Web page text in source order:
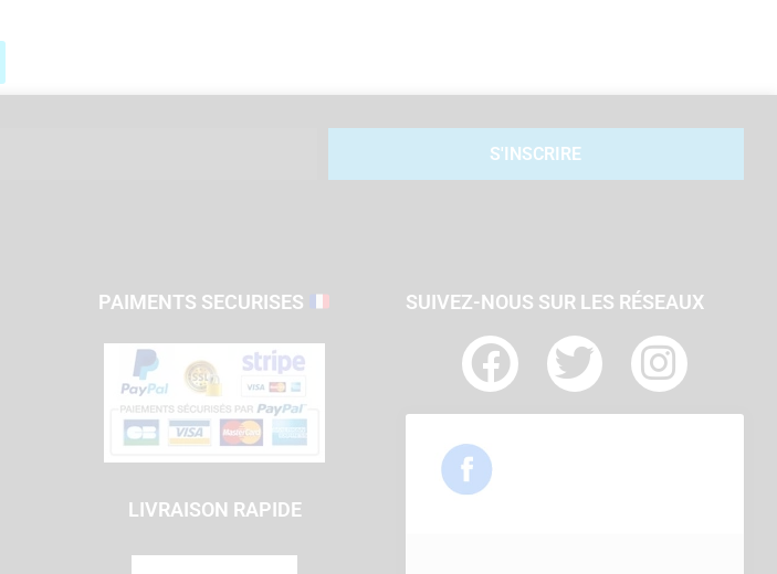
S'INSCRIRE
PAIMENTS SECURISES
LIVRAISON RAPIDE
SUIVEZ-NOUS SUR LES RÉSEAUX
F
a
e
T
w
I
n